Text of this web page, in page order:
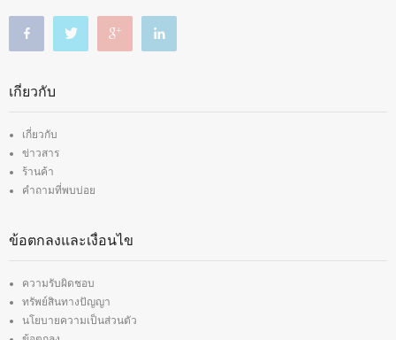
เกี่ยวกับ
เกี่ยวกับ
ข่าวสาร
ร้านค้า
คำถามที่พบบ่อย
ข้อตกลงและเงื่อนไข
ความรับผิดชอบ
ทรัพย์สินทางปัญญา
นโยบายความเป็นส่วนตัว